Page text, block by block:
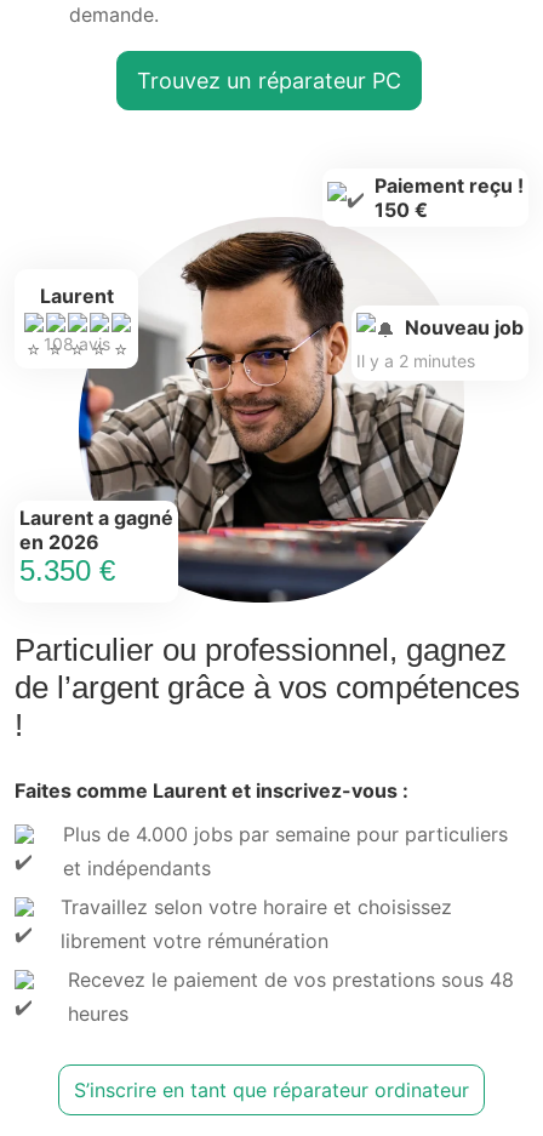
demande.
Trouvez un réparateur PC
Particulier ou professionnel, gagnez
de l’argent grâce à vos compétences
!
Faites comme Laurent et inscrivez-vous :
Plus de 4.000 jobs par semaine pour particuliers
et indépendants
Travaillez selon votre horaire et choisissez
librement votre rémunération
Recevez le paiement de vos prestations sous 48
heures
S’inscrire en tant que réparateur ordinateur
Laurent
108 avis
Laurent a gagné
en 2026
5.350 €
Paiement reçu !
150 €
Nouveau job
Il y a 2 minutes